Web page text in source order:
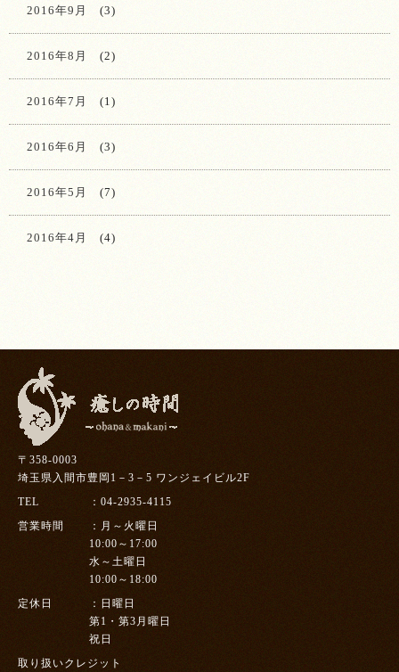
2016年9月 (3)
2016年8月 (2)
2016年7月 (1)
2016年6月 (3)
2016年5月 (7)
2016年4月 (4)
〒358-0003
埼玉県入間市豊岡1－3－5 ワンジェイビル2F
TEL
04-2935-4115
営業時間
月～火曜日
10:00～17:00
水～土曜日
10:00～18:00
定休日
日曜日
第1・第3月曜日
祝日
取り扱いクレジット